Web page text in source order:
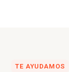
TE AYUDAMOS